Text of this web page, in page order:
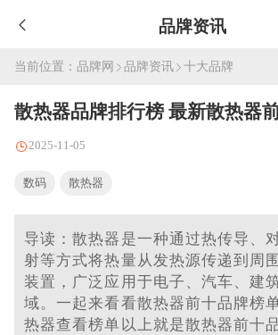
品牌资讯
当前位置： 品牌网 品牌资讯 十大品牌
散热器品牌排行榜 最新散热器
2025-11-05
数码 散热器
导读：散热器是一种通过热传导、
射等方式将热量从发热源传递到周
装置，广泛应用于电子、汽车、建
域。一起来看看散热器前十品牌榜
热器查看榜单以上就是散热器前十